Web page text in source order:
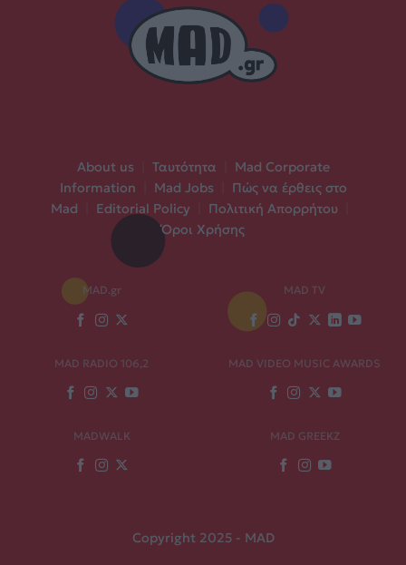
About us Ταυτότητα
Mad Corporate
Information
Mad Jobs
Πώς να έρθεις στο
Mad
Editorial Policy Πολιτική Απορρήτου
Όροι Χρήσης
MAD.gr MAD TV
MAD RADIO 106,2 MAD VIDEO MUSIC AWARDS
MADWALK MAD GREEKZ
Copyright 2025 - MAD